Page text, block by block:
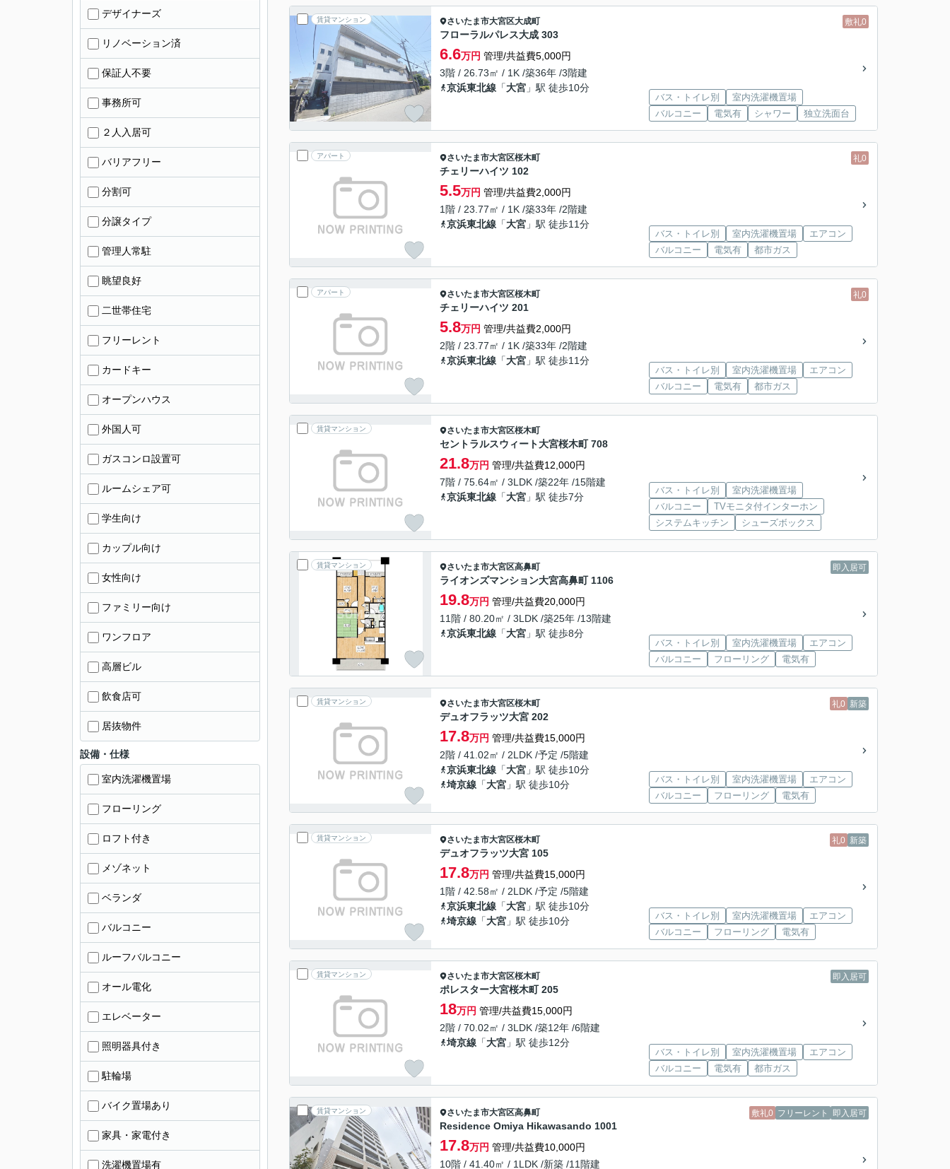
賃貸マンション 敷礼0
さいたま市大宮区大成町
フローラルパレス大成 303
6.6万円 管理/共益費5,000円
3階 / 26.73㎡ / 1K /築36年 /3階建
京浜東北線 「大宮 」駅 徒歩10分
バス・トイレ別
室内洗濯機置場
バルコニー
電気有 シャワー 独立洗面台
アパート 礼0
さいたま市大宮区桜木町
チェリーハイツ 102
5.5万円 管理/共益費2,000円
1階 / 23.77㎡ / 1K /築33年 /2階建
京浜東北線 「大宮 」駅 徒歩11分
バス・トイレ別 室内洗濯機置場
エアコン
バルコニー
電気有 都市ガス
アパート 礼0
さいたま市大宮区桜木町
チェリーハイツ 201
5.8万円 管理/共益費2,000円
2階 / 23.77㎡ / 1K /築33年 /2階建
京浜東北線 「大宮 」駅 徒歩11分
バス・トイレ別 室内洗濯機置場
エアコン
バルコニー
電気有 都市ガス
賃貸マンション さいたま市大宮区桜木町
セントラルスウィート大宮桜木町 708
21.8万円 管理/共益費12,000円
7階 / 75.64㎡ / 3LDK /築22年 /15階建
京浜東北線 「大宮 」駅 徒歩7分
バス・トイレ別
室内洗濯機置場
バルコニー
TVモニタ付インターホン
システムキッチン
シューズボックス
賃貸マンション 即入居可
さいたま市大宮区高鼻町
ライオンズマンション大宮高鼻町 1106
19.8万円 管理/共益費20,000円
11階 / 80.20㎡ / 3LDK /築25年 /13階建
京浜東北線 「大宮 」駅 徒歩8分
バス・トイレ別 室内洗濯機置場
エアコン
バルコニー
フローリング 電気有
賃貸マンション 礼0 新築
さいたま市大宮区桜木町
デュオフラッツ大宮 202
17.8万円 管理/共益費15,000円
2階 / 41.02㎡ / 2LDK /予定 /5階建
京浜東北線 「大宮 」駅 徒歩10分
埼京線 「大宮 」駅 徒歩10分 バス・トイレ別 室内洗濯機置場
エアコン
バルコニー
フローリング 電気有
賃貸マンション 礼0 新築
さいたま市大宮区桜木町
デュオフラッツ大宮 105
17.8万円 管理/共益費15,000円
1階 / 42.58㎡ / 2LDK /予定 /5階建
京浜東北線 「大宮 」駅 徒歩10分
埼京線 「大宮 」駅 徒歩10分 バス・トイレ別 室内洗濯機置場
エアコン
バルコニー
フローリング 電気有
賃貸マンション 即入居可
さいたま市大宮区桜木町
ポレスター大宮桜木町 205
18万円 管理/共益費15,000円
2階 / 70.02㎡ / 3LDK /築12年 /6階建
埼京線 「大宮 」駅 徒歩12分
バス・トイレ別 室内洗濯機置場
エアコン
バルコニー
電気有 都市ガス
賃貸マンション 敷礼0 フリーレント 即入居可
さいたま市大宮区高鼻町
Residence Omiya Hikawasando 1001
17.8万円 管理/共益費10,000円
10階 / 41.40㎡ / 1LDK /新築 /11階建
デザイナーズ
リノベーション済
保証人不要
事務所可
２人入居可
バリアフリー
分割可
分譲タイプ
管理人常駐
眺望良好
二世帯住宅
フリーレント
カードキー
オープンハウス
外国人可
ガスコンロ設置可
ルームシェア可
学生向け
カップル向け
女性向け
ファミリー向け
ワンフロア
高層ビル
飲食店可
居抜物件
設備・仕様
室内洗濯機置場
フローリング
ロフト付き
メゾネット
ベランダ
バルコニー
ルーフバルコニー
オール電化
エレベーター
照明器具付き
駐輪場
バイク置場あり
家具・家電付き
洗濯機置場有